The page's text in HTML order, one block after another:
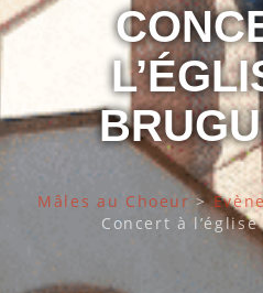
Mâles au Choeur>
Concert à